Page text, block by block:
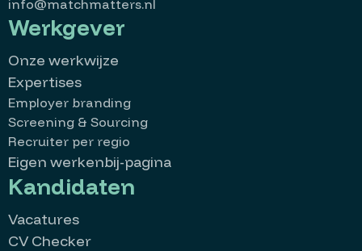
info@matchmatters.nl
Werkgever
Onze werkwijze
Expertises
Employer branding
Screening & Sourcing
Recruiter per regio
Eigen werkenbij-pagina
Kandidaten
Vacatures
CV Checker